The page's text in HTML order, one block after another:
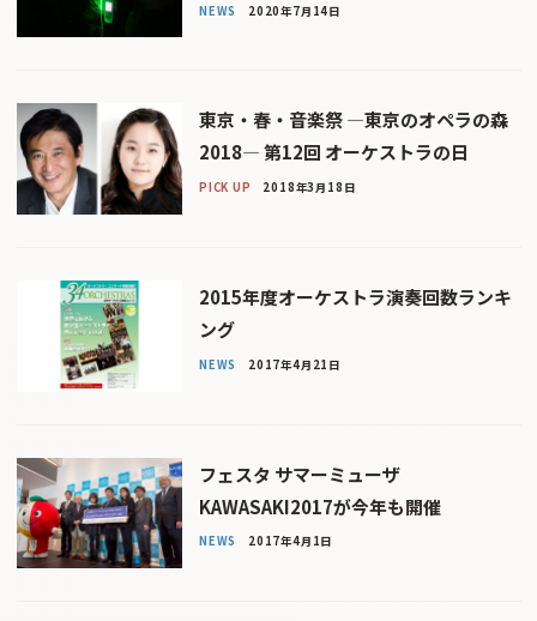
NEWS 2020年7月14日
東京・春・音楽祭 ―東京のオペラの森
2018― 第12回 オーケストラの日
PICK UP 2018年3月18日
2015年度オーケストラ演奏回数ランキ
ング
NEWS 2017年4月21日
フェスタ サマーミューザ
KAWASAKI2017が今年も開催
NEWS 2017年4月1日